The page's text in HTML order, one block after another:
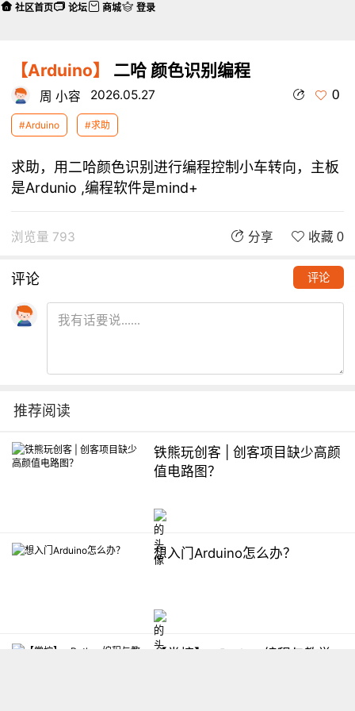
【Arduino】 二哈 颜色识别编程
周 小容 2026.05.27 0
#Arduino #求助
求助，用二哈颜色识别进行编程控制小车转向，主板
是Ardunio ,编程软件是mind+
浏览量 793 分享 收藏 0
评论 评论
推荐阅读
铁熊玩创客 | 创客项目缺少高颜
值电路图？
想入门Arduino怎么办？
【掌控】mPython编程与教学
社区首页 论坛 商城 登录